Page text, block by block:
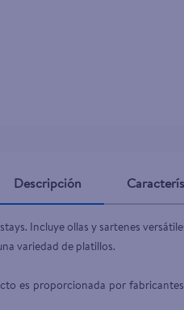
Descripción
Incluye ollas y sartenes
variedad de platillos.
es proporcionada por